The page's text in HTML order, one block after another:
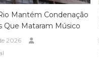
Mantém Condenação
Que Mataram Músico
2026